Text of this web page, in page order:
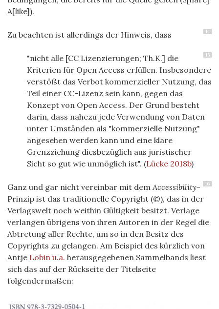
A[like]).
14
Zu beachten ist allerdings der Hinweis, dass
15
"nicht alle [CC Lizenzierungen; Th.K.] die
Kriterien für Open Access erfüllen. Insbesondere
verstößt das Verbot kommerzieller Nutzung, das
Teil einer CC-Lizenz sein kann, gegen das
Konzept von Open Access. Der Grund besteht
darin, dass nahezu jede Verwendung von Daten
unter Umständen als "kommerzielle Nutzung"
angesehen werden kann und eine klare
Grenzziehung diesbezüglich aus juristischer
Sicht so gut wie unmöglich ist". (Lücke 2018b)
16
Ganz und gar nicht vereinbar mit demAccessibility-
Prinzip ist das traditionelle Copyright (©), das in der
Verlagswelt noch weithin Gültigkeit besitzt. Verlage
verlangen übrigens von ihren Autoren in der Regel die
Abtretung aller Rechte, um so in den Besitz des
Copyrights zu gelangen. Am Beispiel des kürzlich von
Antje Lobin u.a. herausgegebenen Sammelbands liest
sich das auf der Rückseite der Titelseite
folgendermaßen: